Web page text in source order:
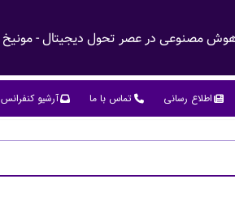
مصنوعی در عصر تحول دیجیتال - مونیخ 2026
اطلاع رسانی تماس با ما آرشیو کنفرانس